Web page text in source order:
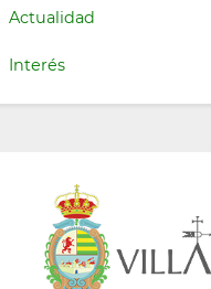
Actualidad
Interés